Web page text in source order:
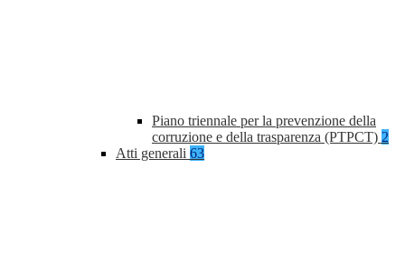
Piano triennale per la prevenzione della
corruzione e della trasparenza (PTPCT) 2
Atti generali 63